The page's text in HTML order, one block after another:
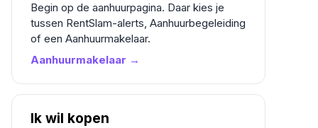
Begin op de aanhuurpagina. Daar kies je
tussen RentSlam-alerts, Aanhuurbegeleiding
of een Aanhuurmakelaar.
Aanhuurmakelaar →
Ik wil kopen